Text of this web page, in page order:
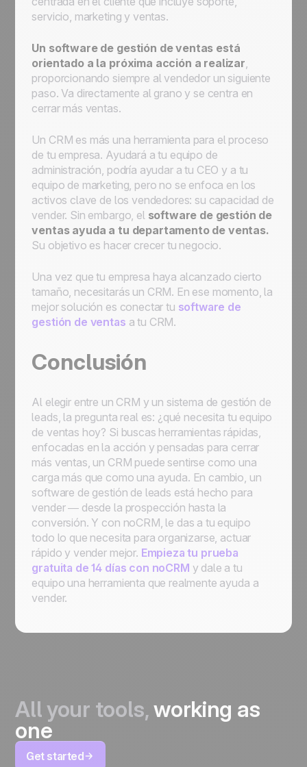
servicio, marketing y ventas.
Un software de gestión de ventas está
orientado a la próxima acción a realizar,
proporcionando siempre al vendedor un siguiente
paso. Va directamente al grano y se centra en
cerrar más ventas.
Un CRM es más una herramienta para el proceso
de tu empresa. Ayudará a tu equipo de
administración, podría ayudar a tu CEO y a tu
equipo de marketing, pero no se enfoca en los
activos clave de los vendedores: su capacidad de
vender. Sin embargo, el software de gestión de
ventas ayuda a tu departamento de ventas.
Su objetivo es hacer crecer tu negocio.
Una vez que tu empresa haya alcanzado cierto
tamaño, necesitarás un CRM. En ese momento, la
mejor solución es conectar tu software de
gestión de ventas a tu CRM.
Conclusión
Al elegir entre un CRM y un sistema de gestión de
leads, la pregunta real es: ¿qué necesita tu equipo
de ventas hoy? Si buscas herramientas rápidas,
enfocadas en la acción y pensadas para cerrar
más ventas, un CRM puede sentirse como una
carga más que como una ayuda. En cambio, un
software de gestión de leads está hecho para
vender — desde la prospección hasta la
conversión. Y con noCRM, le das a tu equipo
todo lo que necesita para organizarse, actuar
rápido y vender mejor. Empieza tu prueba
gratuita de 14 días con noCRM y dale a tu
equipo una herramienta que realmente ayuda a
vender.
All your tools,working as
one
Get started